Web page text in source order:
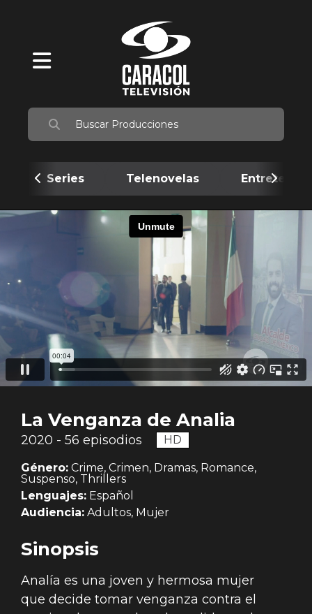
Series Telenovelas
La Venganza de Analia
2020 - 56 episodios HD
Género: Crime, Crimen, Dramas, Romance,
Suspenso, Thrillers
Lenguajes: Español
Audiencia: Adultos, Mujer
Sinopsis
Analía es una joven y hermosa mujer
que decide tomar venganza contra el